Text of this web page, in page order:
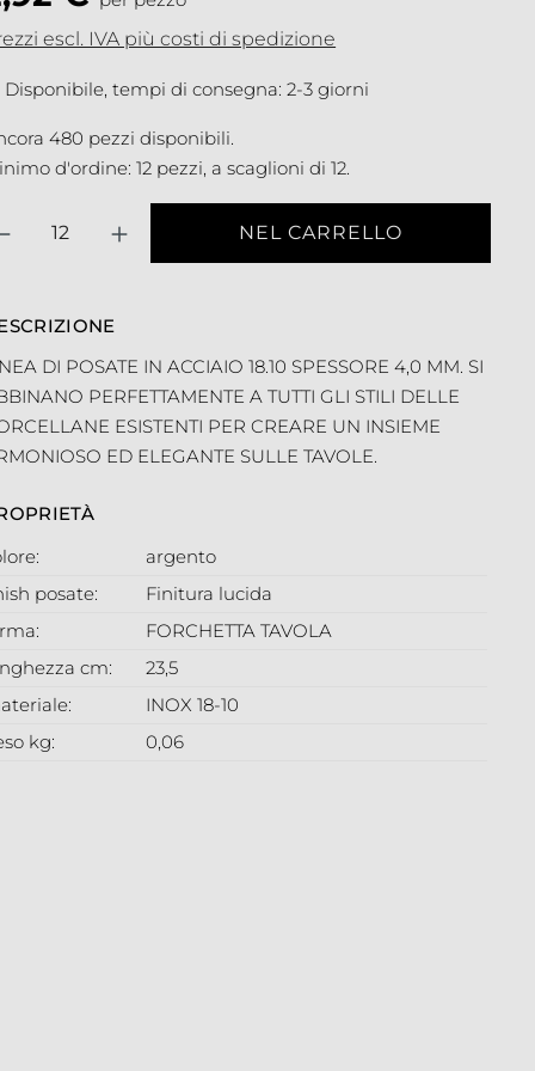
escl. IVA più costi di spedizione
Disponibile, tempi di consegna: 2-3 giorni
480 pezzi disponibili.
d'ordine: 12 pezzi, a scaglioni di 12.
NEL CARRELLO
DI POSATE IN ACCIAIO 18.10 SPESSORE 4,0 MM. SI
PERFETTAMENTE A TUTTI GLI STILI DELLE
ESISTENTI PER CREARE UN INSIEME
ED ELEGANTE SULLE TAVOLE.
argento
posate:
Finitura lucida
FORCHETTA TAVOLA
cm:
23,5
INOX 18-10
kg:
0,06